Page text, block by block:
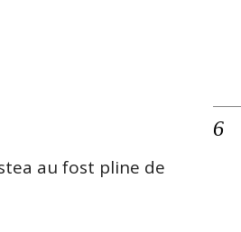
au fost pline de